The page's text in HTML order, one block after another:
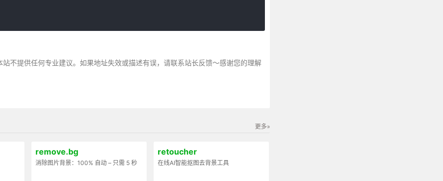
不提供任何专业建议。如果地址失效或描述有误，请联系站长反馈～感谢您的理解
更多»
remove.bg
消除图片背景：100% 自动 – 只需 5 秒
retoucher
在线AI智能抠图去背景工具